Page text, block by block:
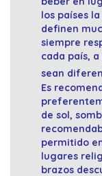
los países
definen
siempre
cada país,
sean
Es
de sol,
permitido
lugares
brazos